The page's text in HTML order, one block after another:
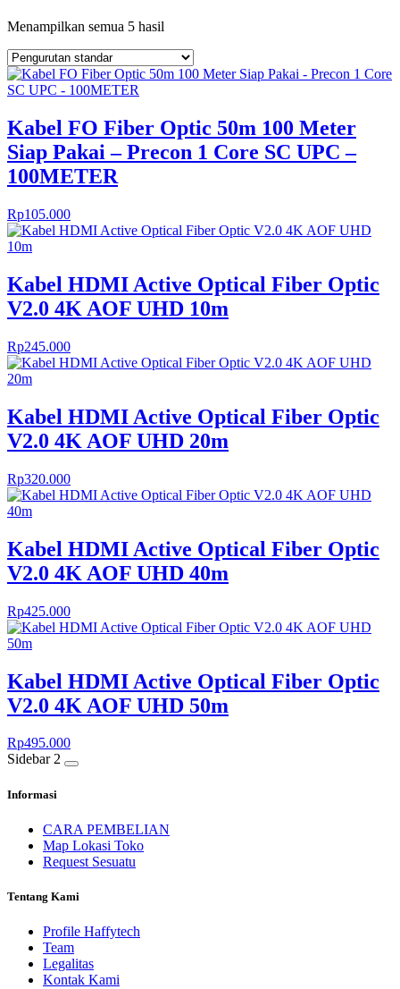
Menampilkan semua 5 hasil
Kabel FO Fiber Optic 50m 100 Meter
Siap Pakai – Precon 1 Core SC UPC –
100METER
Rp105.000
Kabel HDMI Active Optical Fiber Optic
V2.0 4K AOF UHD 10m
Rp245.000
Kabel HDMI Active Optical Fiber Optic
V2.0 4K AOF UHD 20m
Rp320.000
Kabel HDMI Active Optical Fiber Optic
V2.0 4K AOF UHD 40m
Rp425.000
Kabel HDMI Active Optical Fiber Optic
V2.0 4K AOF UHD 50m
Rp495.000
Sidebar 2
Informasi
CARA PEMBELIAN
Map Lokasi Toko
Request Sesuatu
Tentang Kami
Profile Haffytech
Team
Legalitas
Kontak Kami